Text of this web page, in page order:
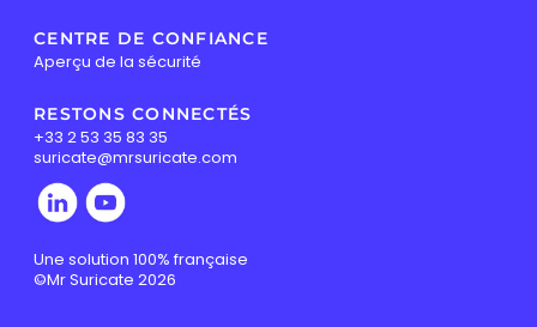
CENTRE DE CONFIANCE
Aperçu de la sécurité
RESTONS CONNECTÉS
+33 2 53 35 83 35
suricate@mrsuricate.com
Une solution 100% française
©Mr Suricate 2026